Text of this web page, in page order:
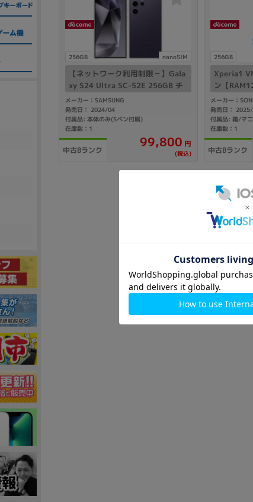
256GB nanoSIM
【ネットワーク利用制限－】Gala
xy S24 Ultra SC-52E 256GB チ
タニウムバイオレット【docomo
版 SIMフリー】
メーカー：SAMSUNG
発売日： 2024/04
付属品: 本体のみ(Sペン付属)
在庫数：1
中古Bランク
99,800 円
(税込)
256GB
Xperia1
ン【
mo版SIMフ
メーカー：
発売日：
付属品: 箱/マ
在庫数：1
中古Bランク
« 1